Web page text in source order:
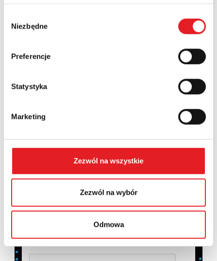
zgody
Niezbędne
Preferencje
Statystyka
Marketing
Zezwól na wszystkie
Zezwól na wybór
Odmowa
Treść: *
Wyrażam zgodę na przetwarzanie moich danych
osobowych przez Relpol S.A. Więcej informacji na
temat przetwarzania danych osobowych wPolityce
Zapoznałem z treściąPolityki Prywatności*